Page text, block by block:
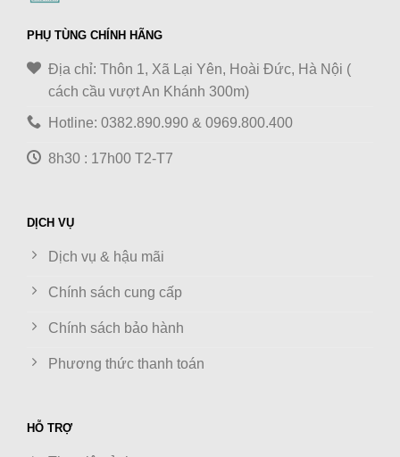
PHỤ TÙNG CHÍNH HÃNG
Địa chỉ: Thôn 1, Xã Lại Yên, Hoài Đức, Hà Nội (
cách cầu vượt An Khánh 300m)
Hotline: 0382.890.990 & 0969.800.400
8h30 : 17h00 T2-T7
DỊCH VỤ
Dịch vụ & hậu mãi
Chính sách cung cấp
Chính sách bảo hành
Phương thức thanh toán
HỖ TRỢ